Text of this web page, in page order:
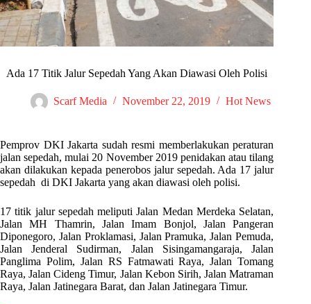
Ada 17 Titik Jalur Sepedah Yang Akan Diawasi Oleh Polisi
Scarf Media November 22, 2019 Hot News
Pemprov DKI Jakarta sudah resmi memberlakukan peraturan
jalan sepedah, mulai 20 November 2019 penidakan atau tilang
akan dilakukan kepada penerobos jalur sepedah. Ada 17 jalur
sepedah di DKI Jakarta yang akan diawasi oleh polisi.
17 titik jalur sepedah meliputi Jalan Medan Merdeka Selatan,
Jalan MH Thamrin, Jalan Imam Bonjol, Jalan Pangeran
Diponegoro, Jalan Proklamasi, Jalan Pramuka, Jalan Pemuda,
Jalan Jenderal Sudirman, Jalan Sisingamangaraja, Jalan
Panglima Polim, Jalan RS Fatmawati Raya, Jalan Tomang
Raya, Jalan Cideng Timur, Jalan Kebon Sirih, Jalan Matraman
Raya, Jalan Jatinegara Barat, dan Jalan Jatinegara Timur.